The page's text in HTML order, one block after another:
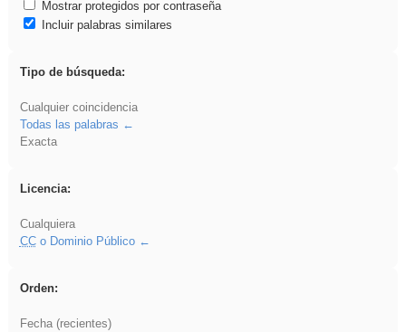
Mostrar protegidos por contraseña
Incluir palabras similares
Tipo de búsqueda:
Cualquier coincidencia
Todas las palabras
Exacta
Licencia:
Cualquiera
CCo Dominio Público
Orden:
Fecha (recientes)